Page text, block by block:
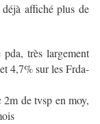
affiché plus de
très largement
4,7% sur les Frda-
2m de tvsp en moy,